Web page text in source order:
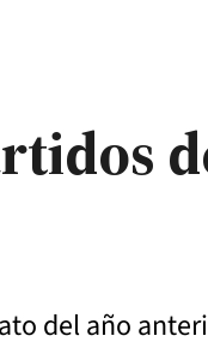
del año